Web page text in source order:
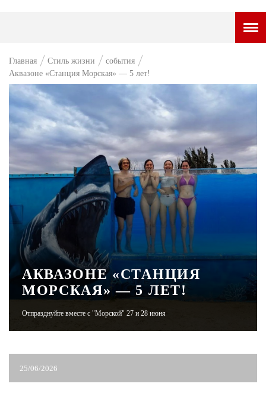
ГОРОДСКОЙ ПОРТАЛ
НОВОСТИ
ВОПРОС НЕДЕЛИ
ПРЕМЬЕРА
ТАМ И ТУТ
СТИЛЬ ЖИЗНИ
ХАЙП
ЧЕЛОВЕК ОСОБЕННЫЙ
КУЛЬТ ЕДЫ
ЖУРНАЛ
Главная Стиль жизни
события
Аквазоне «Станция Морская» — 5 лет!
АКВАЗОНЕ «СТАНЦИЯ
МОРСКАЯ» — 5 ЛЕТ!
Отпразднуйте вместе с "Морской" 27 и 28 июня
25/06/2026